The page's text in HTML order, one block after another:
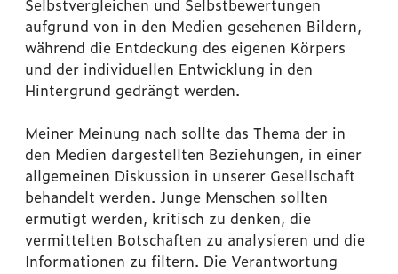
Selbstvergleichen und Selbstbewertungen
aufgrund von in den Medien gesehenen Bildern,
während die Entdeckung des eigenen Körpers
und der individuellen Entwicklung in den
Hintergrund gedrängt werden.
Meiner Meinung nach sollte das Thema der in
den Medien dargestellten Beziehungen, in einer
allgemeinen Diskussion in unserer Gesellschaft
behandelt werden. Junge Menschen sollten
ermutigt werden, kritisch zu denken, die
vermittelten Botschaften zu analysieren und die
Informationen zu filtern. Die Verantwortung